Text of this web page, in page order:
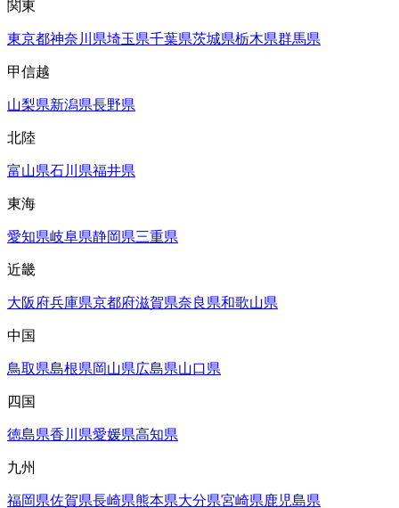
関東
東京都神奈川県埼玉県千葉県茨城県栃木県群馬県
甲信越
山梨県新潟県長野県
北陸
富山県石川県福井県
東海
愛知県岐阜県静岡県三重県
近畿
大阪府兵庫県京都府滋賀県奈良県和歌山県
中国
鳥取県島根県岡山県広島県山口県
四国
徳島県香川県愛媛県高知県
九州
福岡県佐賀県長崎県熊本県大分県宮崎県鹿児島県